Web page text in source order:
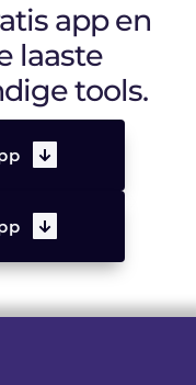
app en
laaste
tools.